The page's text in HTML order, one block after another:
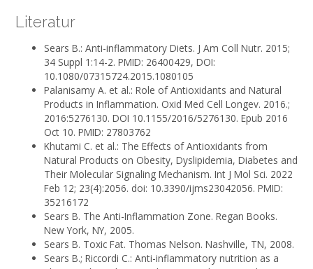
Literatur
Sears B.: Anti-inflammatory Diets. J Am Coll Nutr. 2015;
34 Suppl 1:14-2. PMID: 26400429, DOI:
10.1080/07315724.2015.1080105
Palanisamy A. et al.: Role of Antioxidants and Natural
Products in Inflammation. Oxid Med Cell Longev. 2016.;
2016:5276130. DOI 10.1155/2016/5276130. Epub 2016
Oct 10. PMID: 27803762
Khutami C. et al.: The Effects of Antioxidants from
Natural Products on Obesity, Dyslipidemia, Diabetes and
Their Molecular Signaling Mechanism. Int J Mol Sci. 2022
Feb 12; 23(4):2056. doi: 10.3390/ijms23042056. PMID:
35216172
Sears B. The Anti-Inflammation Zone. Regan Books.
New York, NY, 2005.
Sears B. Toxic Fat. Thomas Nelson. Nashville, TN, 2008.
Sears B.; Riccordi C.: Anti-inflammatory nutrition as a